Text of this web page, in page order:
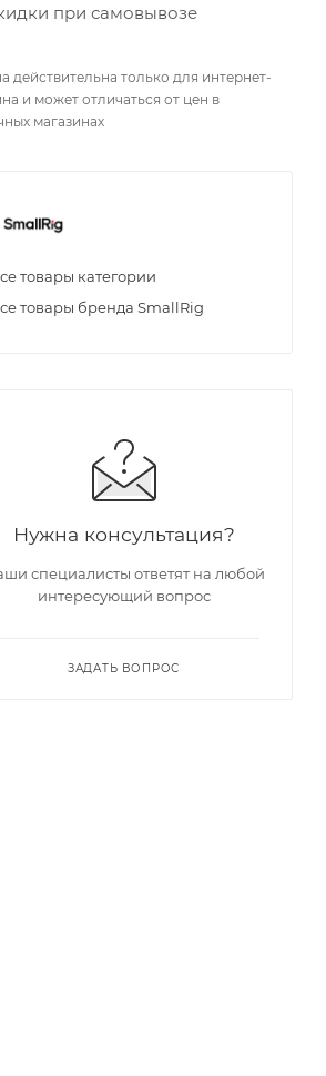
при самовывозе
действительна только для интернет-
и может отличаться от цен в
магазинах
товары категории
товары бренда SmallRig
Нужна консультация?
специалисты ответят на любой
интересующий вопрос
ЗАДАТЬ ВОПРОС